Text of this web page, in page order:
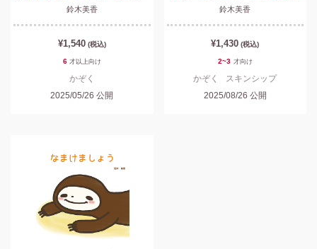
鈴木美香
¥1,540 (税込)
6 才以上向け
かぞく
2025/05/26 公開
鈴木美香
¥1,430 (税込)
2~3 才向け
かぞく
スキンシップ
2025/08/26 公開